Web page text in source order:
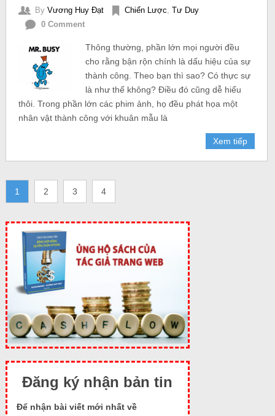
By Vương Huy Đạt Chiến Lược Tư Duy
0 Comment
Thông thường, phần lớn mọi người đều
cho rằng bận rộn chính là dấu hiệu của sự
thành công. Theo bạn thì sao? Có thực sự
là như thế không? Điều đó cũng dễ hiểu
thôi. Trong phần lớn các phim ảnh, họ đều phát họa một
nhân vật thành công với khuân mẫu là
Xem tiếp
1 2 3 4
Đăng ký nhận bản tin
Để nhận bài viết mới nhất về